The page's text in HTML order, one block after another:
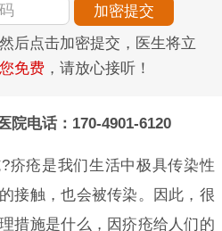
后点击加密提交，医生将立
免费 ，请放心接听！
院电话：170-4901-6120
疥疮是我们生活中极具传染性
接触，也会被传染。因此，很
措施是什么，因疥疮给人们的